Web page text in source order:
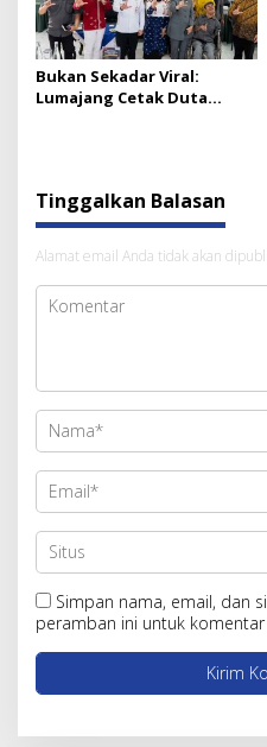
Bukan Sekadar Viral:
Lumajang Cetak Duta
Tinggalkan Balasan
Alamat email Anda tidak akan
Simpan nama, email, dan
peramban ini untuk